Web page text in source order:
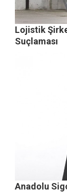
Lojistik
Suçlaması
Anadolu